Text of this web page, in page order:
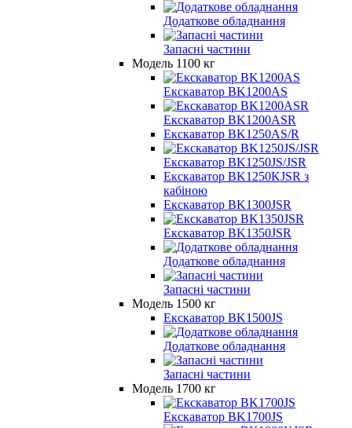
Додаткове обладнання
Запасні частини
Модель 1100 кг
Екскаватор BK1200AS
Екскаватор BK1200ASR
Екскаватор BK1250AS/R
Екскаватор BK1250JS/JSR
Екскаватор BK1250KJSR з
кабіною
Екскаватор BK1300JSR
Екскаватор BK1350JSR
Додаткове обладнання
Запасні частини
Модель 1500 кг
Екскаватор BK1500JS
Додаткове обладнання
Запасні частини
Модель 1700 кг
Екскаватор BK1700JS